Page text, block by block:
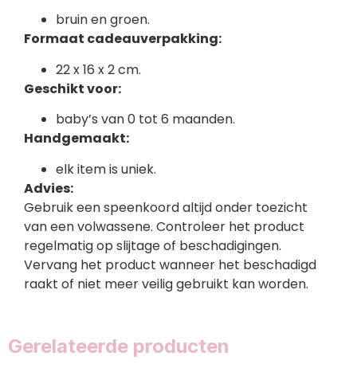
bruin en groen.
Formaat cadeauverpakking:
22 x 16 x 2 cm.
Geschikt voor:
baby’s van 0 tot 6 maanden.
Handgemaakt:
elk item is uniek.
Advies:
Gebruik een speenkoord altijd onder toezicht
van een volwassene. Controleer het product
regelmatig op slijtage of beschadigingen.
Vervang het product wanneer het beschadigd
raakt of niet meer veilig gebruikt kan worden.
Gerelateerde producten